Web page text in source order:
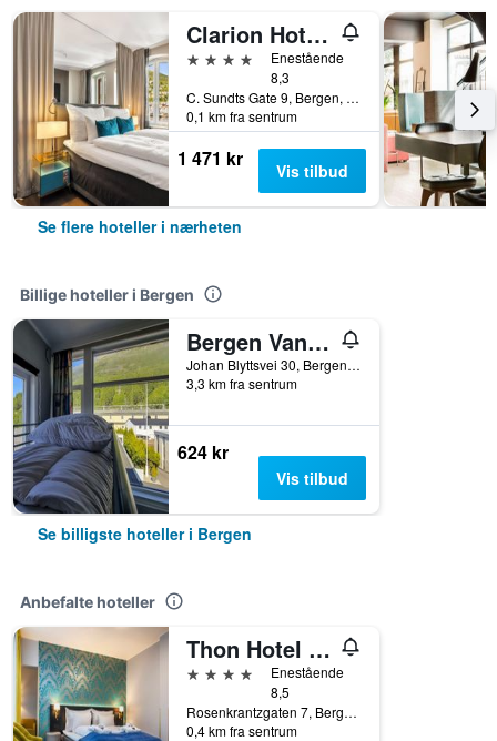
Clarion Hotel Admiral
4 stjerner
Enestående
8,3
C. Sundts Gate 9, Bergen, Hordaland, Norge
0,1 km fra sentrum
1 471 kr Vis tilbud
Se flere hoteller i nærheten
Billige hoteller i Bergen
Bergen Vandrerhjem Montana
Johan Blyttsvei 30, Bergen, Hordaland, Norge
3,3 km fra sentrum
624 kr
Vis tilbud
Se billigste hoteller i Bergen
Anbefalte hoteller
Thon Hotel Rosenkrantz Bergen
4 stjerner
Enestående
8,5
Rosenkrantzgaten 7, Bergen, Hordaland, Norge
0,4 km fra sentrum